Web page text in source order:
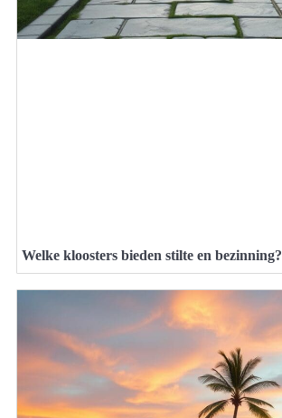
Welke kloosters bieden stilte en bezinning?